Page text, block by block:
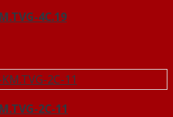
4C.19
2C-11